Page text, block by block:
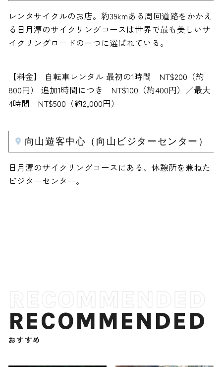
レンタサイクルのお店。約39kmある周回道路をかかえ
る日月潭のサイクリングコースは世界で最も美しいサ
イクリングロードの一つに選ばれている。
【料金】 自転車レンタル 最初の1時間 NT$200（約
800円） 追加1時間につき NT$100（約400円）／最大
4時間 NT$500（約2,000円）
向山遊客中心（向山ビジターセンター）
日月潭のサイクリングコースにある、休憩所を兼ねた
ビジターセンター。
RECOMMENDED
おすすめ